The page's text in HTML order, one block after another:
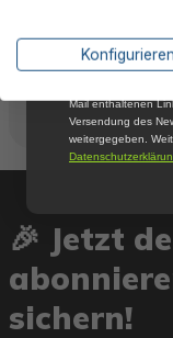
🎉 Jetzt
sichern!
Konfigurieren
*Mit der
Mail über aktuelle
Mail enthaltenen
Versendung des
weitergegeben.